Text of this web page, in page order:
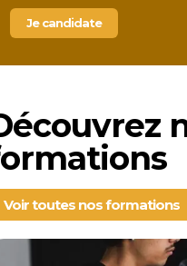
Je candidate
Voir toutes nos formations